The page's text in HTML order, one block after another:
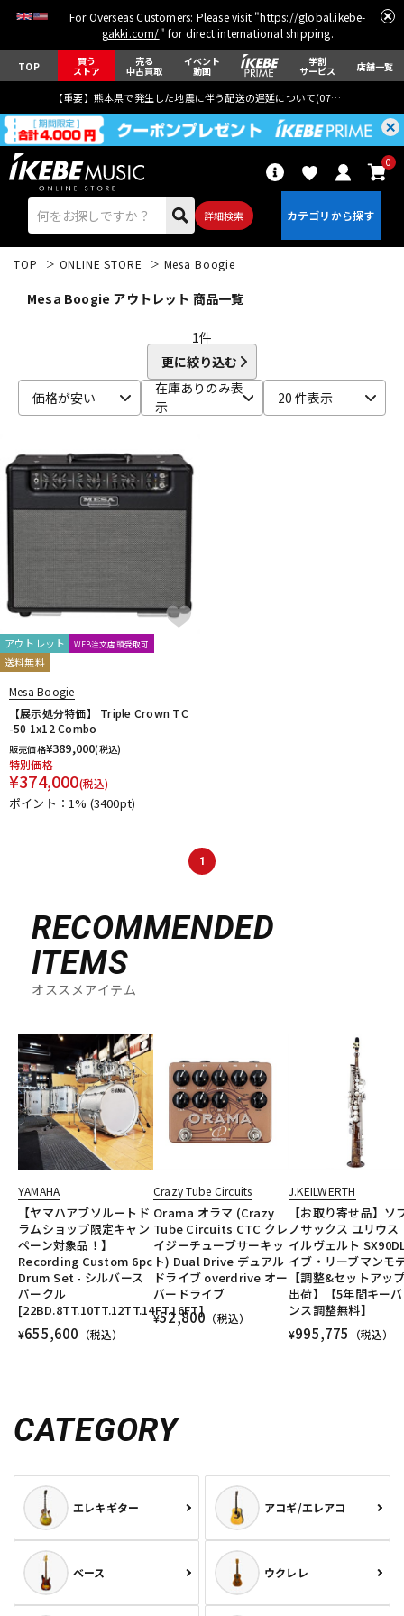
For Overseas Customers: Please visit "https://global.ikebe-
gakki.com/" for direct international shipping.
TOP 買う
ストア
売る
中古買取
イベント
動画
学割
サービス 店舗一覧
【重要】熊本県で発生した地震に伴う配送の遅延について(07月29日
詳細検索
0
ドラム
キーボード
DJ機器
中古
TOP ONLINE STORE Mesa Boogie
Mesa Boogie アウトレット 商品一覧
1件
更に絞り込む
価格が安い
在庫ありのみ表
示
20 件表示
アウトレット WEB注文店頭受取可
送料無料
Mesa Boogie
【展示処分特価】 Triple Crown TC
-50 1x12 Combo
販売価格¥389,000(税込)
特別価格
¥374,000(税込)
ポイント：1% (3400pt)
1
RECOMMENDED
ITEMS
オススメアイテム
YAMAHA
【ヤマハアブソルートド
ラムショップ限定キャン
ペーン対象品！】
Recording Custom 6pc
Drum Set - シルバース
パークル
[22BD.8TT.10TT.12TT.14FT.16FT]
¥655,600 （税込）
Crazy Tube Circuits
Orama オラマ (Crazy
Tube Circuits CTC クレ
イジーチューブサーキッ
ト) Dual Drive デュアル
ドライブ overdrive オー
バードライブ
¥52,800 （税込）
J.KEILWERTH
【お取り寄せ品】ソ
ノサックス ユリウス
イルヴェルト
イブ・リーブマンモ
【調整&セットアッ
出荷】【5年間キー
ンス調整無料】
¥995,775 （税込）
CATEGORY
エレキギター アコギ/エレアコ
ベース ウクレレ